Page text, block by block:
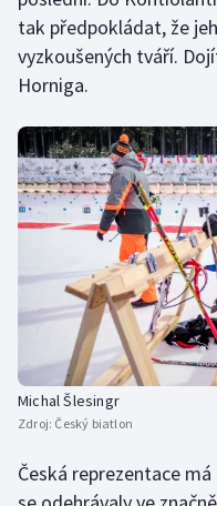
tak předpokládat, že
vyzkoušených tváří.
Horniga.
Michal Šlesingr
Zdroj: Český biatlon
Česká reprezentace